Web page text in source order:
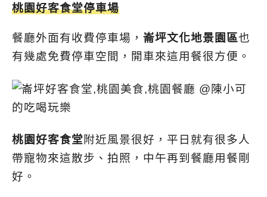
桃園好客食堂停車場
餐廳外面有收費停車場， 崙坪文化地景園區也
有幾處免費停車空間，開車來這用餐很方便。
桃園好客食堂附近風景很好，平日就有很多人
帶寵物來這散步、拍照，中午再到餐廳用餐剛
好。